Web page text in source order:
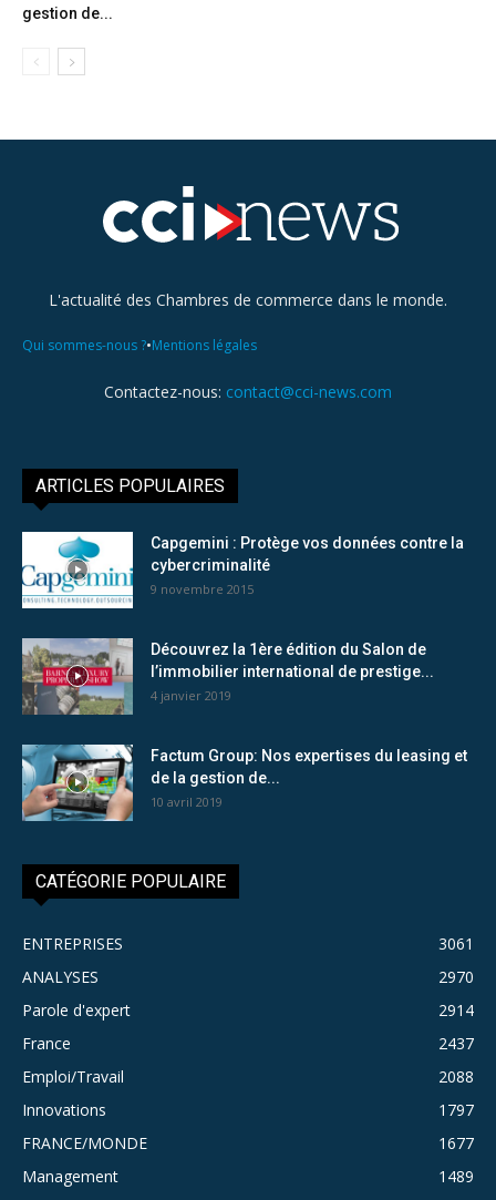
gestion de...
L'actualité des Chambres de commerce dans le monde.
Qui sommes-nous ?•Mentions légales
Contactez-nous: contact@cci-news.com
ARTICLES POPULAIRES
Capgemini : Protège vos données contre la
cybercriminalité
9 novembre 2015
Découvrez la 1ère édition du Salon de
l’immobilier international de prestige...
4 janvier 2019
Factum Group: Nos expertises du leasing et
de la gestion de...
10 avril 2019
CATÉGORIE POPULAIRE
ENTREPRISES
3061
ANALYSES
2970
Parole d'expert
2914
France
2437
Emploi/Travail
2088
Innovations
1797
FRANCE/MONDE
1677
Management
1489